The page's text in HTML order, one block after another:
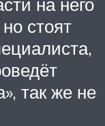
стоят
так же не